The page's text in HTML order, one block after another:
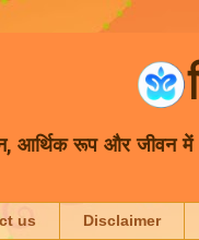
आर्थिक रूप और जीवन में
us Disclaimer